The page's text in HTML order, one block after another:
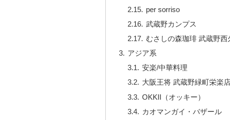
per sorriso
武蔵野カンプス
むさしの森珈琲 武蔵野西
アジア系
安楽/中華料理
大阪王将 武蔵野緑町栄楽
OKKII（オッキー）
カオマンガイ・バザール